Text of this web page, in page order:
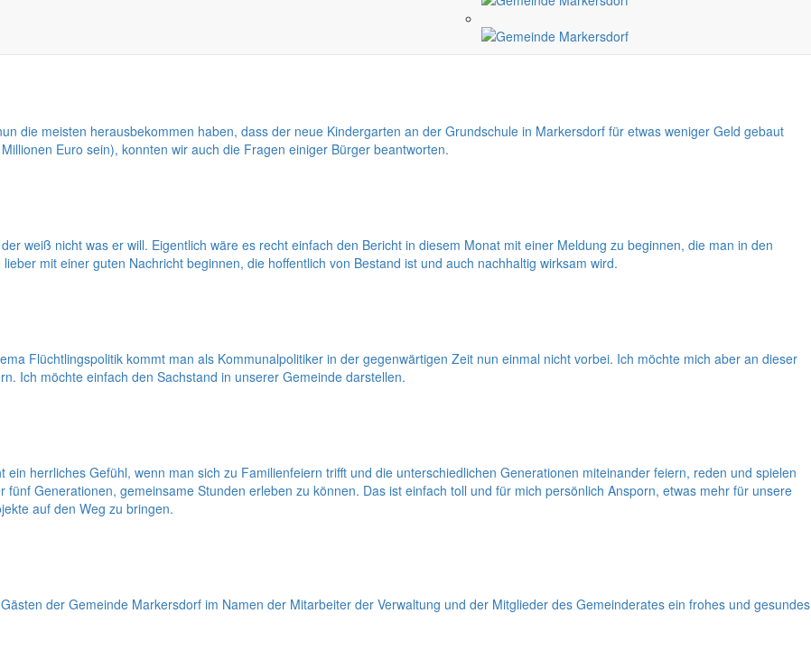
Monat Juni ist traditionell meist unseren Kindern als Thema vorbehalten. Beginnend mit dem Internationalen Kindertag und der
die meisten herausbekommen haben, dass der neue Kindergarten an der Grundschule in Markersdorf für etwas weniger Geld gebaut
Euro sein), konnten wir auch die Fragen einiger Bürger beantworten.
weiß nicht was er will. Eigentlich wäre es recht einfach den Bericht in diesem Monat mit einer Meldung zu beginnen, die man in den
mit einer guten Nachricht beginnen, die hoffentlich von Bestand ist und auch nachhaltig wirksam wird.
Flüchtlingspolitik kommt man als Kommunalpolitiker in der gegenwärtigen Zeit nun einmal nicht vorbei. Ich möchte mich aber an dieser
Ich möchte einfach den Sachstand in unserer Gemeinde darstellen.
herrliches Gefühl, wenn man sich zu Familienfeiern trifft und die unterschiedlichen Generationen miteinander feiern, reden und spielen
Generationen, gemeinsame Stunden erleben zu können. Das ist einfach toll und für mich persönlich Ansporn, etwas mehr für unsere
auf den Weg zu bringen.
der Gemeinde Markersdorf im Namen der Mitarbeiter der Verwaltung und der Mitglieder des Gemeinderates ein frohes und gesundes